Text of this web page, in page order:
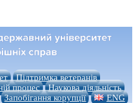
Підтримка ветеранів
процес
Наукова діяльність
Запобігання корупції ENG